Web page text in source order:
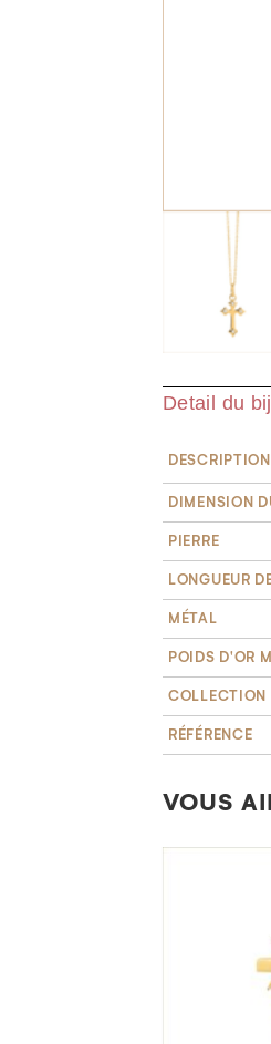
Detail du
DESCRIPTION
DIMENSION
PIERRE
LONGUEUR
MÉTAL
POIDS D'OR
COLLECTION
RÉFÉRENCE
VOUS